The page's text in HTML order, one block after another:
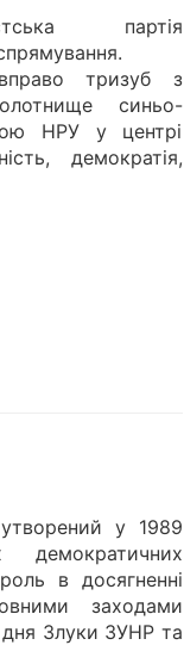
партія
тризуб з
синьо-
НРУ у центрі
демократія,
у 1989
в досягненні
заходами
Злуки ЗУНР та